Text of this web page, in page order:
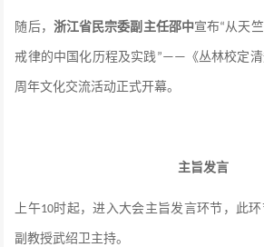
随后， 浙江省民宗委副主任邵中宣布“从天
戒律的中国化历程及实践”—— 《丛林校定
周年文化交流活动正式开幕。
主旨发言
上午10时起，进入大会主旨发言环节 ，此环
副教授武绍卫主持。